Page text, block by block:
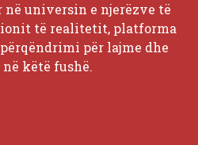
në universin e njerëzve të
të realitetit, platforma
për lajme dhe
këtë fushë.